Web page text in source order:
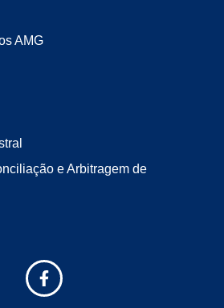
AMG
e Arbitragem de